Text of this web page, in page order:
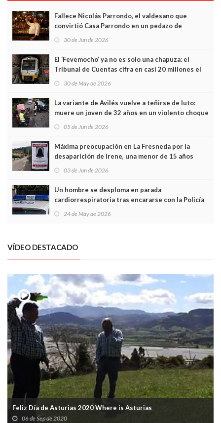
Fallece Nicolás Parrondo, el valdesano que
convirtió Casa Parrondo en un pedazo de
Asturias en Madrid
30 de Jun de 2026
El ‘Fevemocho’ ya no es solo una chapuza: el
Tribunal de Cuentas cifra en casi 20 millones el
sobrecoste de los trenes que no cabían por los
30 de May de 2026
La variante de Avilés vuelve a teñirse de luto:
muere un joven de 32 años en un violento choque
frontal
05 de Jun de 2026
Máxima preocupación en La Fresneda por la
desaparición de Irene, una menor de 15 años
03 de Jun de 2026
Un hombre se desploma en parada
cardiorrespiratoria tras encararse con la Policía
Local en Luanco
24 de May de 2026
VÍDEO DESTACADO
Feliz Día de Asturias 2020 Where is Asturias
06 de Sep de 2020